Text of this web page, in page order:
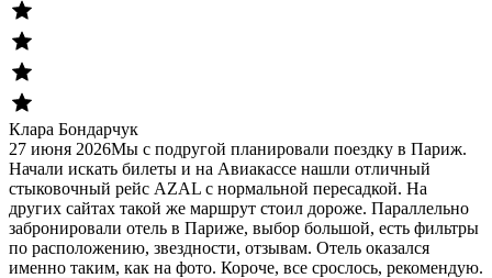
Клара Бондарчук
27 июня 2026Мы с подругой планировали поездку в Париж.
Начали искать билеты и на Авиакассе нашли отличный
стыковочный рейс AZAL с нормальной пересадкой. На
других сайтах такой же маршрут стоил дороже. Параллельно
забронировали отель в Париже, выбор большой, есть фильтры
по расположению, звездности, отзывам. Отель оказался
именно таким, как на фото. Короче, все срослось, рекомендую.